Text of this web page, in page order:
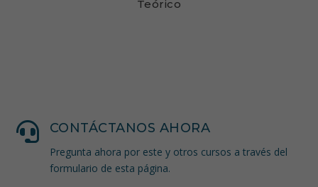
Teórico
 CONTÁCTANOS AHORA
Pregunta ahora por este y otros cursos a través del
formulario de esta página.